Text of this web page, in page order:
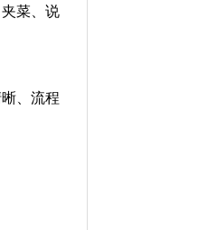
菜、说
、流程